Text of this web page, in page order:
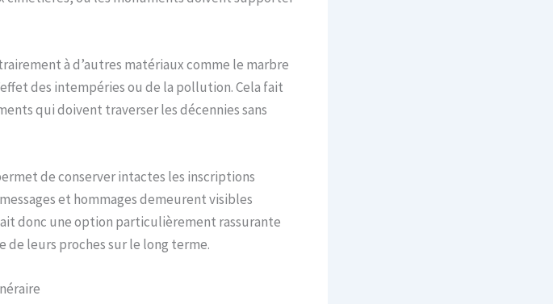
à d’autres matériaux comme le marbre
des intempéries ou de la pollution. Cela fait
qui doivent traverser les décennies sans
de conserver intactes les inscriptions
et hommages demeurent visibles
donc une option particulièrement rassurante
de leurs proches sur le long terme.